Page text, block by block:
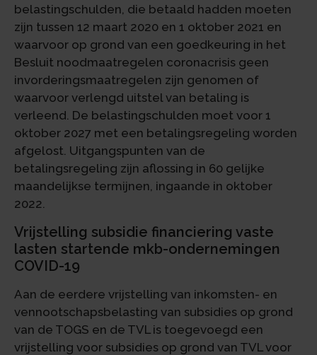
belastingschulden, die betaald hadden moeten
zijn tussen 12 maart 2020 en 1 oktober 2021 en
waarvoor op grond van een goedkeuring in het
Besluit noodmaatregelen coronacrisis geen
invorderingsmaatregelen zijn genomen of
waarvoor verlengd uitstel van betaling is
verleend. De belastingschulden moet voor 1
oktober 2027 met een betalingsregeling worden
afgelost. Uitgangspunten van de
betalingsregeling zijn aflossing in 60 gelijke
maandelijkse termijnen, ingaande in oktober
2022.
Vrijstelling subsidie financiering vaste
lasten startende mkb-ondernemingen
COVID-19
Aan de eerdere vrijstelling van inkomsten- en
vennootschapsbelasting van subsidies op grond
van de TOGS en de TVL is toegevoegd een
vrijstelling voor subsidies op grond van TVL voor